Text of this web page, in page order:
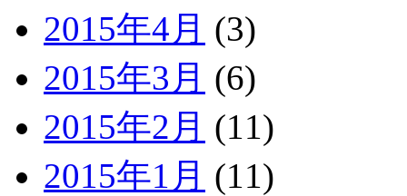
2015年4月 (3)
2015年3月 (6)
2015年2月 (11)
2015年1月 (11)